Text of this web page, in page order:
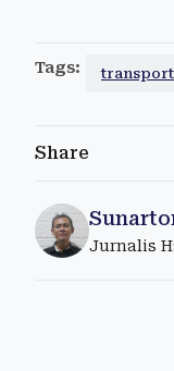
Tags:
Share
Jurnalis